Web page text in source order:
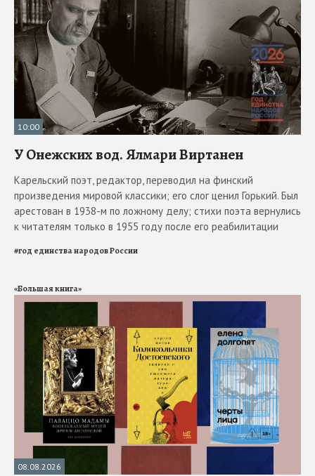
10:00
У Онежских вод. Ялмари Виртанен
Карельский поэт, редактор, переводил на финский
произведения мировой классики; его слог ценил Горький. Был
арестован в 1938-м по ложному делу; стихи поэта вернулись
к читателям только в 1955 году после его реабилитации
#год единства народов России
«Большая книга»
08.08.2026